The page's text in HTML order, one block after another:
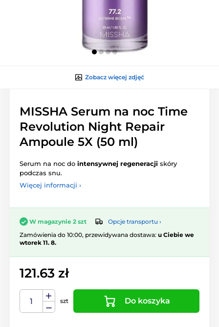
Zobacz więcej zdjęć
MISSHA Serum na noc Time
Revolution Night Repair
Ampoule 5X (50 ml)
Serum na noc do intensywnej regeneracji skóry
podczas snu.
Więcej informacji ›
W magazynie 2 szt
Opcje transportu ›
Zamówienia do 10:00, przewidywana dostawa: u Ciebie we
wtorek 11. 8.
121.63 zł
szt Do koszyka